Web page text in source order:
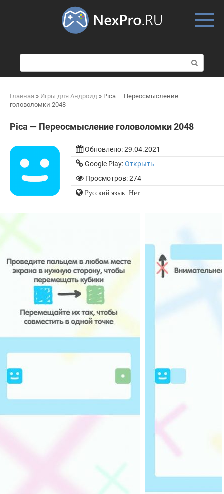
о
и
к
Главная » Игры для Андроид » Pica — Переосмысление
головоломки 2048
Pica — Переосмысление головоломки 2048
Обновлено:29.04.2021
Google Play:Открыть
Просмотров: 274
Русский язык: Нет